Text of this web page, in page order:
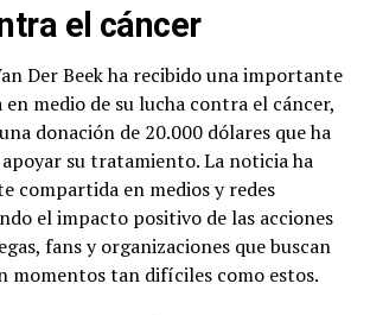
el cáncer
Der Beek ha recibido una importante
medio de su lucha contra el cáncer,
donación de 20.000 dólares que ha
su tratamiento. La noticia ha
compartida en medios y redes
el impacto positivo de las acciones
fans y organizaciones que buscan
momentos tan difíciles como estos.